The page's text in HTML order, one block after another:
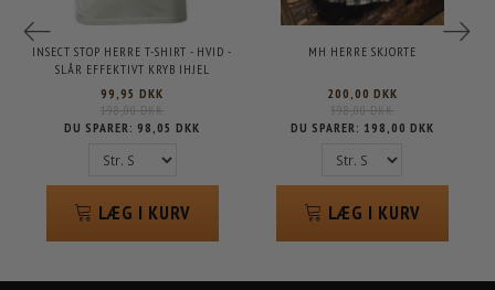
INSECT STOP HERRE T-SHIRT - HVID -
SLÅR EFFEKTIVT KRYB IHJEL
99,95 DKK
198,00 DKK
DU SPARER:98,05 DKK
LÆG I KURV
MH HERRE SKJORTE
200,00 DKK
398,00 DKK
DU SPARER: 198,00 DKK
LÆG I KURV